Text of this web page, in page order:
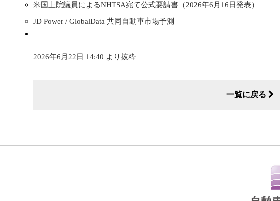
米国上院議員によるNHTSA宛て公式要請書（2026年6月16日発表）
JD Power / GlobalData 共同自動車市場予測
2026年6月22日 14:40 より抜粋
一覧に戻る